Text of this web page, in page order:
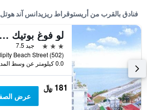
فنادق بالقرب من أريستوقراط ريزيدانس آند هوتل
لو فوغ بوتيك هوتل آند كازينو
3 نجوم
جيد 7.5
0.0 كيلومتر عن وسط المدينة
181 ﷼
عرض